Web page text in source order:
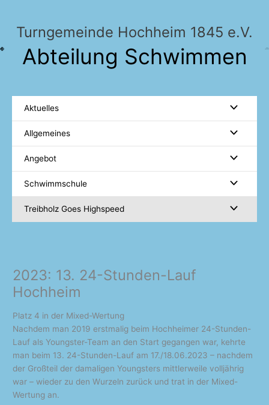
springenTurngemeinde Hochheim 1845 e.V.
Abteilung Schwimmen
Aktuelles
Allgemeines
Angebot
Schwimmschule
Treibholz Goes Highspeed
2023: 13. 24-Stunden-Lauf
Hochheim
Platz 4 in der Mixed-Wertung
Nachdem man 2019 erstmalig beim Hochheimer 24-Stunden-
Lauf als Youngster-Team an den Start gegangen war, kehrte
man beim 13. 24-Stunden-Lauf am 17./18.06.2023 – nachdem
der Großteil der damaligen Youngsters mittlerweile volljährig
war – wieder zu den Wurzeln zurück und trat in der Mixed-
Wertung an.